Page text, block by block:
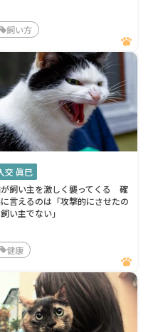
飼い方
交 眞巳
飼い主を激しく襲ってくる 確
言えるのは「攻撃的にさせたの
い主でない」
健康